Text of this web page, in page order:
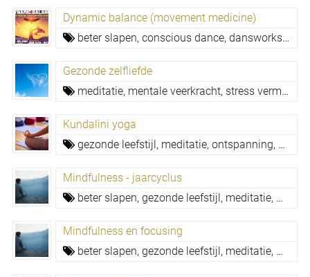
Dynamic balance (movement medicine)
beter slapen, conscious dance, dansworkshop,
Gezonde zelfliefde
meditatie, mentale veerkracht, stress verminderen,
Kundalini yoga
gezonde leefstijl, meditatie, ontspanning, stress
Mindfulness - jaarcyclus
beter slapen, gezonde leefstijl, meditatie,
Mindfulness en focusing
beter slapen, gezonde leefstijl, meditatie,